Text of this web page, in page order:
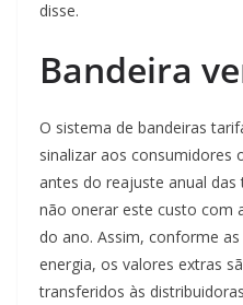
disse.
Bandeira
O sistema de bandeiras
sinalizar aos consumidores
antes do reajuste anual
não onerar este custo com
do ano. Assim, conforme
energia, os valores extras
transferidos às